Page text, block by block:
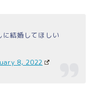
結婚してほしい
8, 2022